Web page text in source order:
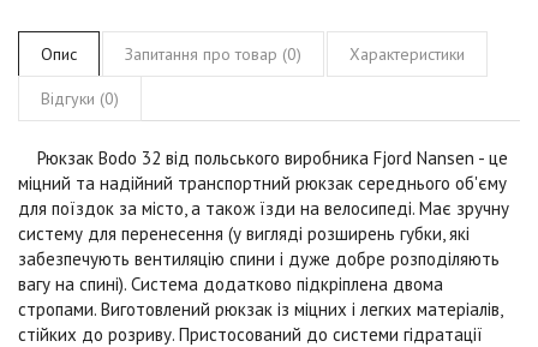
Опис Запитання про товар (0) Характеристики
Відгуки (0)
Рюкзак Bodo 32 від польського виробника Fjord Nansen - це
міцний та надійний транспортний рюкзак середнього об'єму
для поїздок за місто, а також їзди на велосипеді. Має зручну
систему для перенесення (у вигляді розширень губки, які
забезпечують вентиляцію спини і дуже добре розподіляють
вагу на спині). Система додатково підкріплена двома
стропами. Виготовлений рюкзак із міцних і легких матеріалів,
стійких до розриву. Пристосований до системи гідратації